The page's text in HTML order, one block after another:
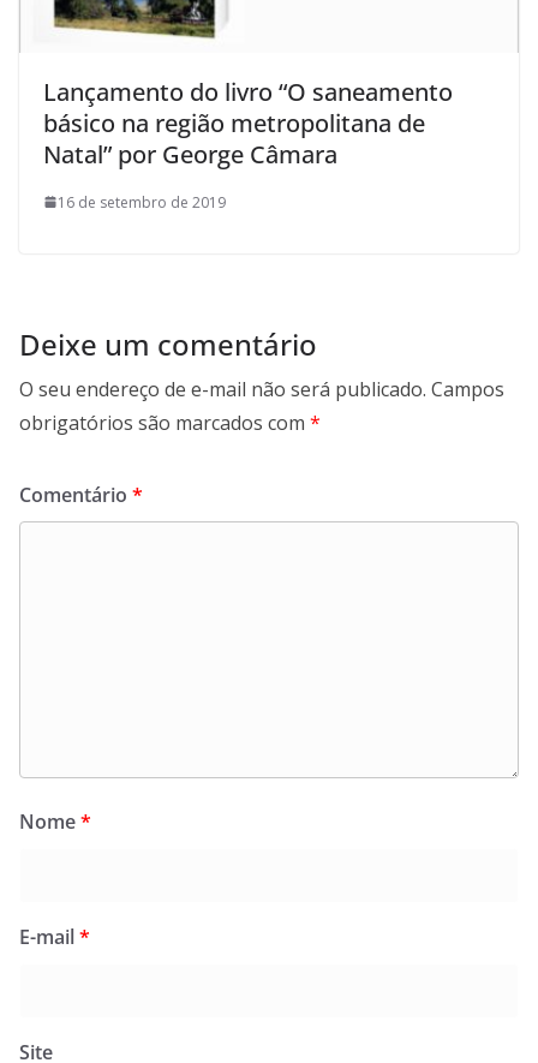
Lançamento do livro “O saneamento
básico na região metropolitana de
Natal” por George Câmara
16 de setembro de 2019
Deixe um comentário
O seu endereço de e-mail não será publicado. Campos
obrigatórios são marcados com *
Comentário *
Nome*
E-mail*
Site